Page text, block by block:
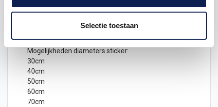
Selectie toestaan
stickers altijd van pas.
Deze stickers zijn eenvoudig aan te brengen op een
Mogelijkheden diameters sticker:
30cm
40cm
50cm
60cm
70cm